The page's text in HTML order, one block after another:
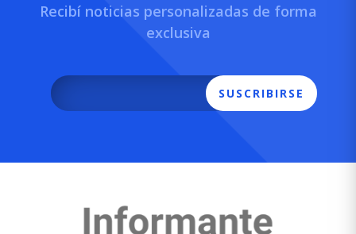
Recibí noticias personalizadas de forma
exclusiva
SUSCRIBIRSE